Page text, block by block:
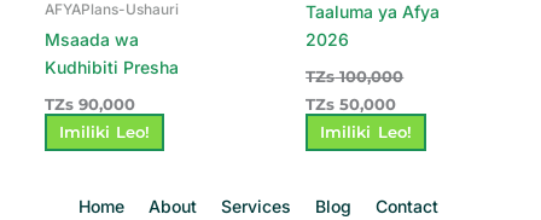
AFYAPlans-Ushauri
Msaada wa
Kudhibiti Presha
TZs90,000
Imiliki Leo!
Taaluma ya Afya
2026
TZs100,000
TZs 50,000
Imiliki Leo!
Home About Services Blog Contact